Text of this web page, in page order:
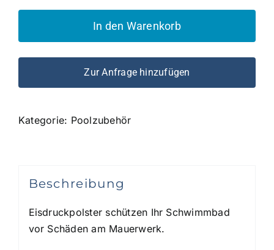
50cm
In den Warenkorb
Zur Anfrage hinzufügen
Kategorie: Poolzubehör
Beschreibung
Eisdruckpolster schützen Ihr Schwimmbad
vor Schäden am Mauerwerk.